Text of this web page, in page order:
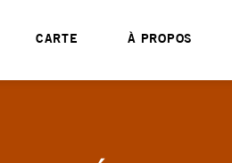
CARTE À PROPOS